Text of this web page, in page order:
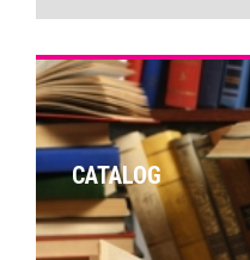
CATALOG